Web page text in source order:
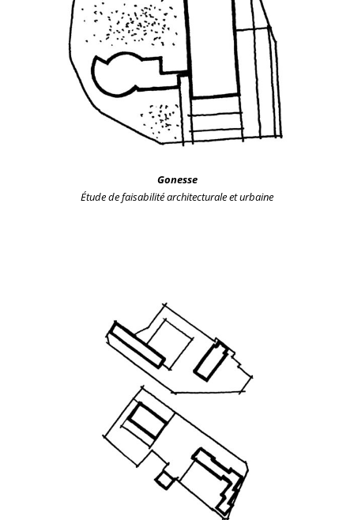
Gonesse
Étude de faisabilitéarchitecturale et urbaine